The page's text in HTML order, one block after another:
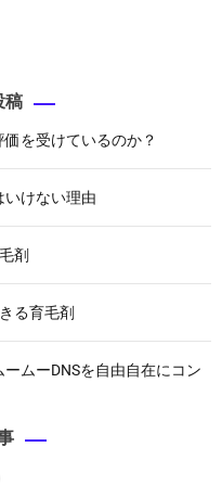
稿
を受けているのか？
いけない理由
剤
る育毛剤
ムーDNSを自由自在にコン